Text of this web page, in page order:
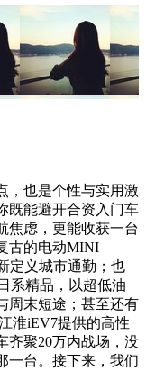
，也是个性与实用激
既能避开合资入门车
焦虑，更能收获一台
古的电动MINI
定义城市通勤；也
系精品，以超低油
周末短途；甚至还有
淮iEV7提供的高性
齐聚20万内战场，没
一台。接下来，我们